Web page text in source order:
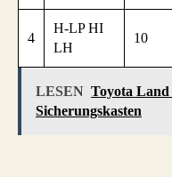
4
H-LP HI
LH
10
LESEN Toyota Land
Sicherungskasten